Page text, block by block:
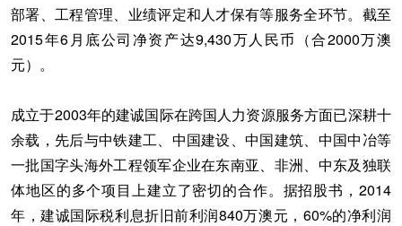
部署、工程管理、业绩评定和人才保有等服务全环节。截至
2015年6月底公司净资产达9,430万人民币（合2000万澳
元）。
成立于2003年的建诚国际在跨国人力资源服务方面已深耕十
余载，先后与中铁建工、中国建设、中国建筑、中国中冶等
一批国字头海外工程领军企业在东南亚、非洲、中东及独联
体地区的多个项目上建立了密切的合作。据招股书，2014
年，建诚国际税利息折旧前利润840万澳元，60%的净利润